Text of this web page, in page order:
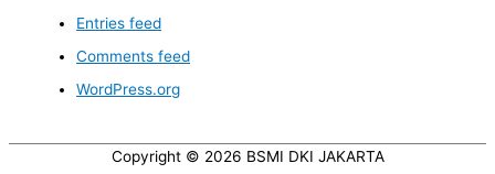
Entries feed
Comments feed
WordPress.org
Copyright © 2026 BSMI DKI JAKARTA